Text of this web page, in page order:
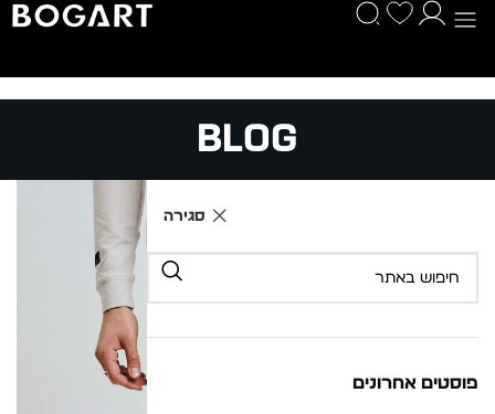
Blog
סגירה
פוסטים אחרונים